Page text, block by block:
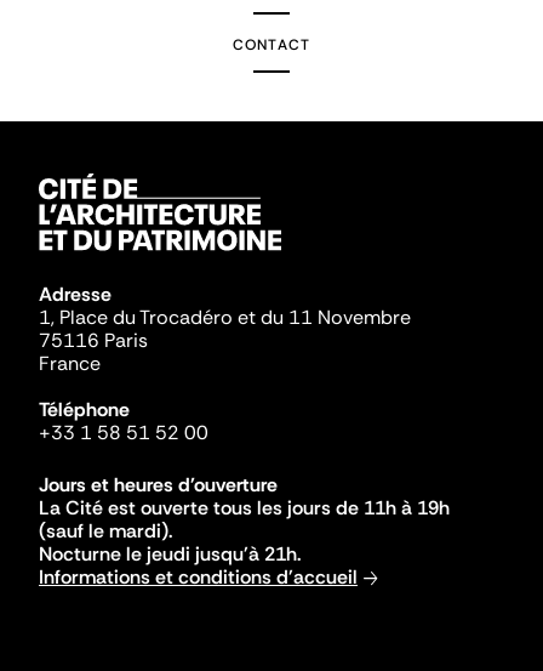
CONTACT
Adresse
1, Place du Trocadéro et du 11 Novembre
75116 Paris
France
Téléphone
+33 1 58 51 52 00
Jours et heures d'ouverture
La Cité est ouverte tous les jours de 11h à 19h
(sauf le mardi).
Nocturne le jeudi jusqu'à 21h.
Informations et conditions d'accueil